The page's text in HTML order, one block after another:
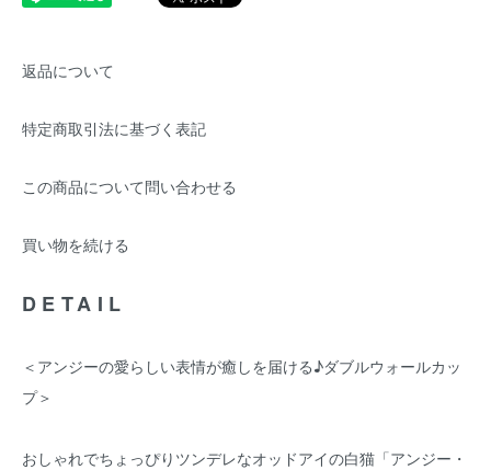
返品について
特定商取引法に基づく表記
この商品について問い合わせる
買い物を続ける
DETAIL
＜アンジーの愛らしい表情が癒しを届ける♪ダブルウォールカッ
プ＞
おしゃれでちょっぴりツンデレなオッドアイの白猫「アンジー・